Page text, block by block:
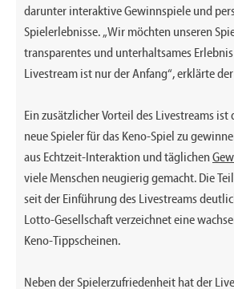
darunter interaktive Gewinnspiele und
Spielerlebnisse. „Wir möchten unseren
transparentes und unterhaltsames
Livestream ist nur der Anfang“, erklärte
Ein zusätzlicher Vorteil des Livestreams
neue Spieler für das Keno-Spiel zu
aus Echtzeit-Interaktion und täglichen
viele Menschen neugierig gemacht. Die
seit der Einführung des Livestreams
Lotto-Gesellschaft verzeichnet eine
Keno-Tippscheinen.
Neben der Spielerzufriedenheit hat der